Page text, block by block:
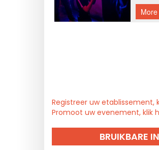
Registreer uw etablissement,
Promoot uw evenement, klik
BRUIKBARE